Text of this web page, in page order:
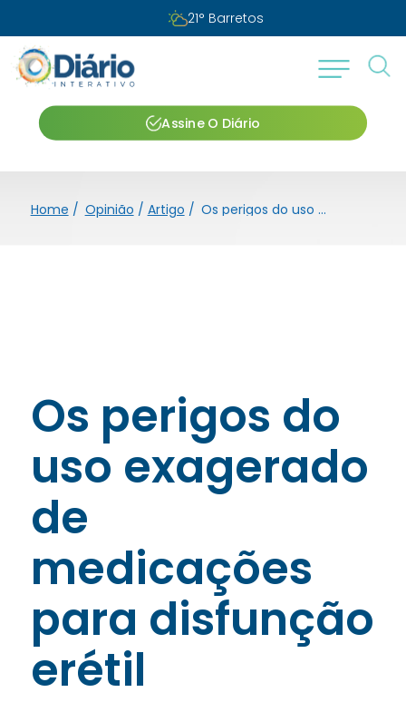
Quinta-feira, 06 de agosto de 2026
Assine O Diário
Home / Opinião / Artigo / Os perigos do uso exagerado de medicações para disfunção erétil
Os perigos do
uso exagerado
de
medicações
para disfunção
erétil